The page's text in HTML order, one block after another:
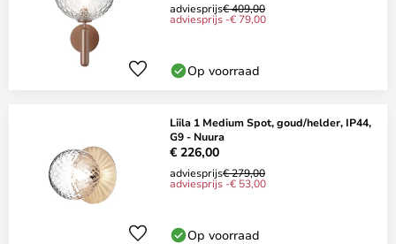
adviesprijs€ 409,00
adviesprijs -€ 79,00
Op voorraad
Liila 1 Medium Spot, goud/helder, IP44,
G9 - Nuura
€ 226,00
adviesprijs€ 279,00
adviesprijs -€ 53,00
Op voorraad